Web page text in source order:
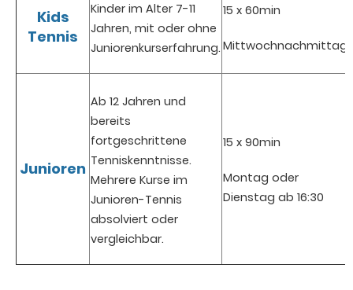
Kids
Tennis
Kinder im Alter 7-11
Jahren, mit oder ohne
Juniorenkurserfahrung.
15 x 60min
Mittwochnachmittag
Junioren
Ab 12 Jahren und
bereits
fortgeschrittene
Tenniskenntnisse.
Mehrere Kurse im
Junioren-Tennis
absolviert oder
vergleichbar.
15 x 90min
Montag oder
Dienstag ab 16:30